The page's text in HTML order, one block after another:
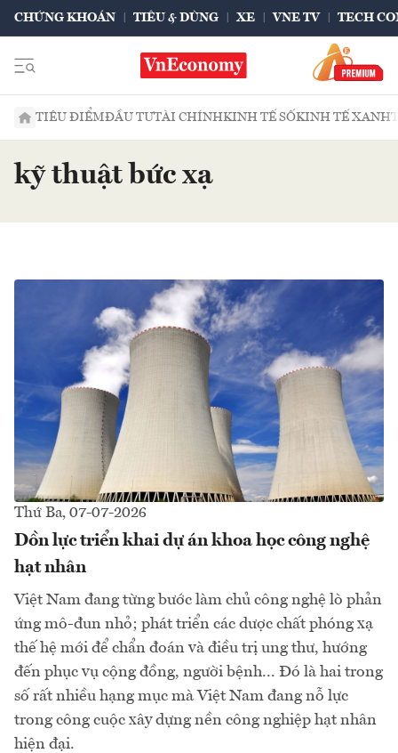
CHỨNG KHOÁN TIÊU & DÙNG XE VNE TV TECH
TIÊU ĐIỂMĐẦU TƯTÀI CHÍNHKINH TẾ SỐKINH TẾ XANH
kỹ thuật bức xạ
Thứ Ba, 07-07-2026
Dồn lực triển khai dự án khoa học công nghệ
hạt nhân
Việt Nam đang từng bước làm chủ công nghệ lò phản
ứng mô-đun nhỏ; phát triển các dược chất phóng xạ
thế hệ mới để chẩn đoán và điều trị ung thư, hướng
đến phục vụ cộng đồng, người bệnh... Đó là hai trong
số rất nhiều hạng mục mà Việt Nam đang nỗ lực
trong công cuộc xây dựng nền công nghiệp hạt nhân
hiện đại.